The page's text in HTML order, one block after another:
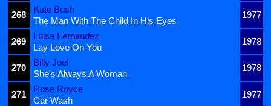
268
Kate Bush
1977
The Man With The Child In His Eyes
269
Luisa Fernandez
1978
Lay Love On You
270
Billy Joel
1978
She's Always A Woman
271
Rose Royce
1977
Car Wash